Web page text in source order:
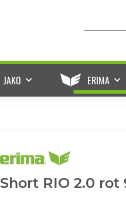
JAKO ERIMA
Short RIO 2.0